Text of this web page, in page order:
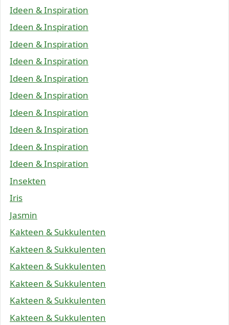
Ideen & Inspiration
Ideen & Inspiration
Ideen & Inspiration
Ideen & Inspiration
Ideen & Inspiration
Ideen & Inspiration
Ideen & Inspiration
Ideen & Inspiration
Ideen & Inspiration
Ideen & Inspiration
Insekten
Iris
Jasmin
Kakteen & Sukkulenten
Kakteen & Sukkulenten
Kakteen & Sukkulenten
Kakteen & Sukkulenten
Kakteen & Sukkulenten
Kakteen & Sukkulenten